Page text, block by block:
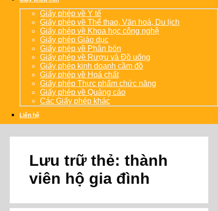
Giấy phép về Y tế
Giấy phép về Thể thao, Văn hoá, Du lịch
Giấy phép về Khoa học công nghệ
Giấy phép Giáo dục
Giấy phép về Phân bón
Giấy phép về Rượu và Đồ uống
Giấy phép kinh doanh cầm đồ
Giấy phép về Hoá chất
Giấy phép Thực phẩm chức năng
Giấy phép về Quảng cáo
Các Giấy phép khác
Liên hệ
Lưu trữ thẻ: thành
viên hộ gia đình